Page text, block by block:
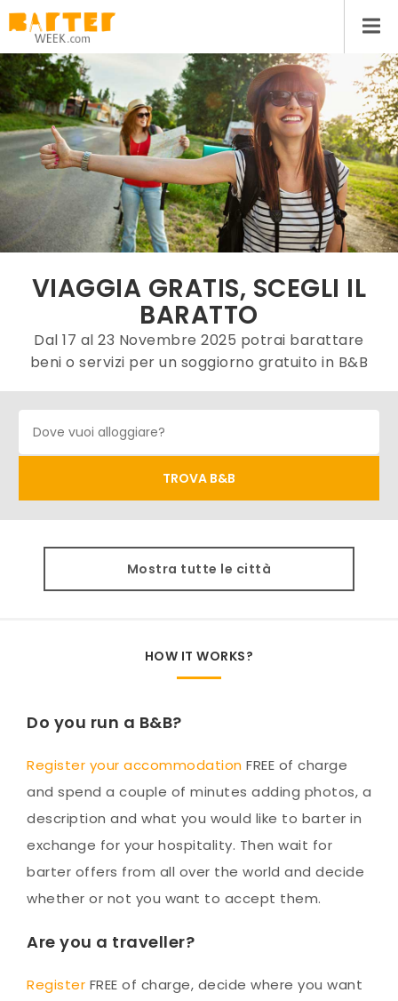
VIAGGIA GRATIS, SCEGLI IL
BARATTO
Dal 17 al 23 Novembre 2025 potrai barattare
beni o servizi per un soggiorno gratuito in B&B
Mostra tutte le città
HOW IT WORKS?
Do you run a B&B?
Register your accommodation FREE of charge
and spend a couple of minutes adding photos, a
description and what you would like to barter in
exchange for your hospitality. Then wait for
barter offers from all over the world and decide
whether or not you want to accept them.
Are you a traveller?
Register FREE of charge, decide where you want